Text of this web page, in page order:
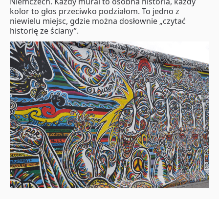
kolor to głos przeciwko podziałom. To jedno z
niewielu miejsc, gdzie można dosłownie „czytać
historię ze ściany”.